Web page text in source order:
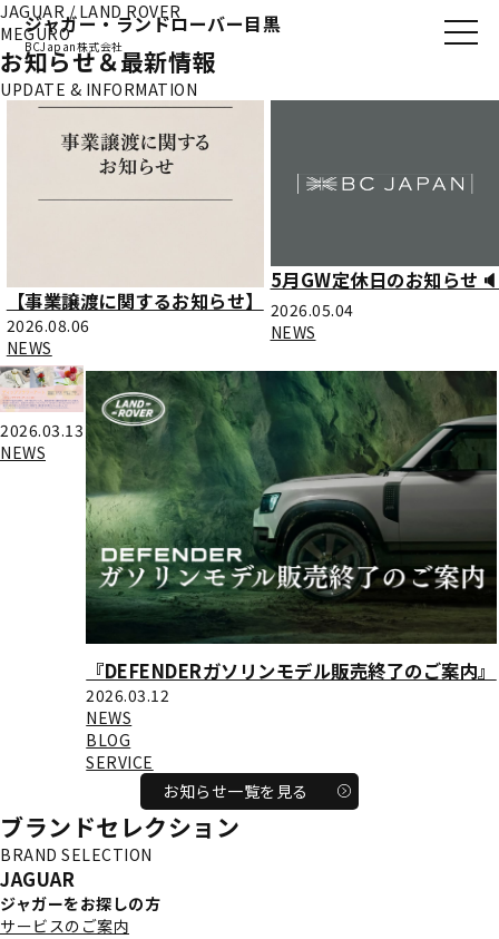
ジャガー・ランドローバー目黒
BCJapan株式会社
JAGUAR / LAND ROVER
MEGURO
お知らせ＆最新情報
UPDATE & INFORMATION
【事業譲渡に関するお知らせ】
2026.08.06
NEWS
5月GW定休日のお知らせ🔈
2026.05.04
NEWS
2026.03.13
NEWS
『DEFENDERガソリンモデル販売終了のご案内』
2026.03.12
NEWS
BLOG
SERVICE
お知らせ一覧を見る
ブランドセレクション
BRAND SELECTION
JAGUAR
ジャガーをお探しの方
サービスのご案内